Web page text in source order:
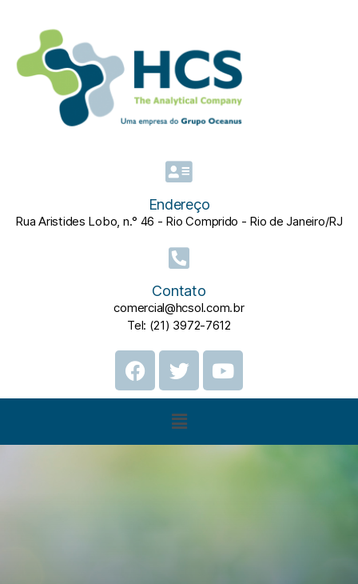
Endereço
Rua Aristides Lobo, n.° 46 - Rio Comprido - Rio de Janeiro/RJ
Contato
comercial@hcsol.com.br
Tel: (21) 3972-7612